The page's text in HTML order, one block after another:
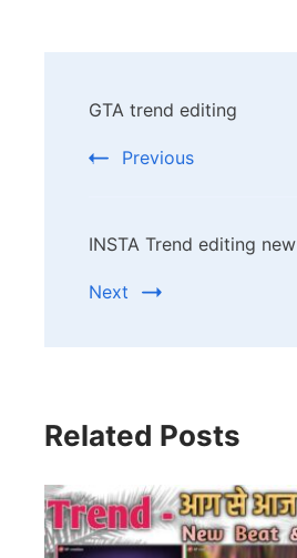
Navigation
GTA trend editing
Previous
INSTA Trend editing new
Next
Related Posts